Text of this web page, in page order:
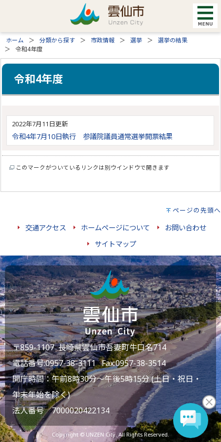
ホーム 分類から探す 市政情報 選挙
選挙の結果
令和4年度
令和4年度
2022年7月11日更新
令和4年7月10日執行 参議院議員通常選挙開票結果
このマークがついているリンクは別ウインドウで開きます
ページの先頭へ
交通アクセス ホームページについて
お問い合わせ
サイトマップ
〒859-1107 長崎県雲仙市吾妻町牛口名714
電話番号:0957-38-3111Fax:0957-38-3514
開庁時間：午前8時30分～午後5時15分 (土日・祝日・
年末年始を除く)
法人番号 7000020422134
Copyright © UNZEN City. All Rights Reserved.